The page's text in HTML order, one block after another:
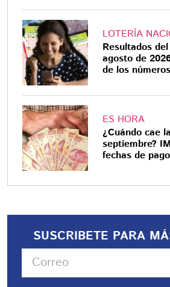
LOTERÍA
Resultados
agosto de
de los
ES HORA
¿Cuándo cae
septiembre?
fechas de pago
SUSCRIBETE PARA